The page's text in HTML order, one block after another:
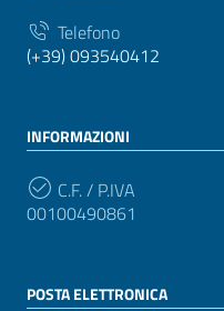
Telefono
(+39) 093540412
INFORMAZIONI
C.F. / P.IVA
00100490861
POSTA ELETTRONICA